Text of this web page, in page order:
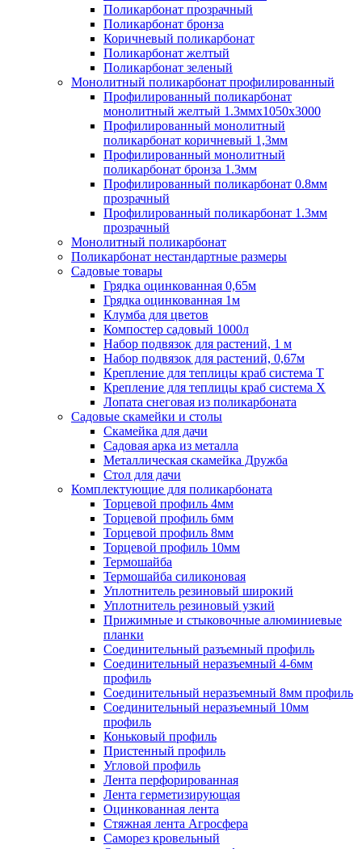
Поликарбонат прозрачный
Поликарбонат бронза
Коричневый поликарбонат
Поликарбонат желтый
Поликарбонат зеленый
Монолитный поликарбонат профилированный
Профилированный поликарбонат
монолитный желтый 1.3ммх1050х3000
Профилированный монолитный
поликарбонат коричневый 1,3мм
Профилированный монолитный
поликарбонат бронза 1.3мм
Профилированный поликарбонат 0.8мм
прозрачный
Профилированный поликарбонат 1.3мм
прозрачный
Монолитный поликарбонат
Поликарбонат нестандартные размеры
Садовые товары
Грядка оцинкованная 0,65м
Грядка оцинкованная 1м
Клумба для цветов
Компостер садовый 1000л
Набор подвязок для растений, 1 м
Набор подвязок для растений, 0,67м
Крепление для теплицы краб система Т
Крепление для теплицы краб система Х
Лопата снеговая из поликарбоната
Садовые скамейки и столы
Скамейка для дачи
Садовая арка из металла
Металлическая скамейка Дружба
Стол для дачи
Комплектующие для поликарбоната
Торцевой профиль 4мм
Торцевой профиль 6мм
Торцевой профиль 8мм
Торцевой профиль 10мм
Термошайба
Термошайба силиконовая
Уплотнитель резиновый широкий
Уплотнитель резиновый узкий
Прижимные и стыковочные алюминиевые
планки
Соединительный разъемный профиль
Соединительный неразъемный 4-6мм
профиль
Соединительный неразъемный 8мм профиль
Соединительный неразъемный 10мм
профиль
Коньковый профиль
Пристенный профиль
Угловой профиль
Лента перфорированная
Лента герметизирующая
Оцинкованная лента
Стяжная лента Агросфера
Саморез кровельный